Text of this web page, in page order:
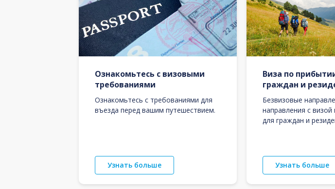
Ознакомьтесь с визовыми
требованиями
Ознакомьтесь с требованиями для
въезда перед вашим путешествием.
Узнать больше
Виза по
граждан и
Безвизовые
направления с
для граждан и
Узнать больше